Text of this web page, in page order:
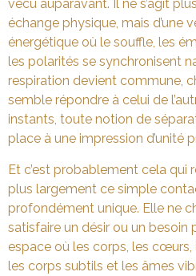
vécu auparavant. Il ne s’agit
échange physique, mais d’une
énergétique où le souffle, les
les polarités se synchronisent
respiration devient commune,
semble répondre à celui de
instants, toute notion de
place à une impression d’unité
Et c’est probablement cela qui
plus largement ce simple
profondément unique. Elle ne
satisfaire un désir ou un besoin
espace où les corps, les cœurs,
les corps subtils et les âmes